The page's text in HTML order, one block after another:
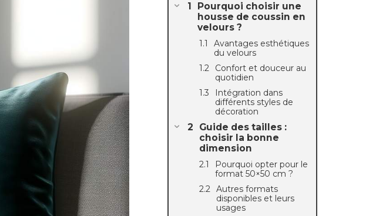
Pourquoi choisir une
housse de coussin en
velours ?
Avantages esthétiques
du velours
Confort et douceur au
quotidien
Intégration dans
différents styles de
décoration
Guide des tailles :
choisir la bonne
dimension
Pourquoi opter pour le
format 50×50 cm ?
Autres formats
disponibles et leurs
usages